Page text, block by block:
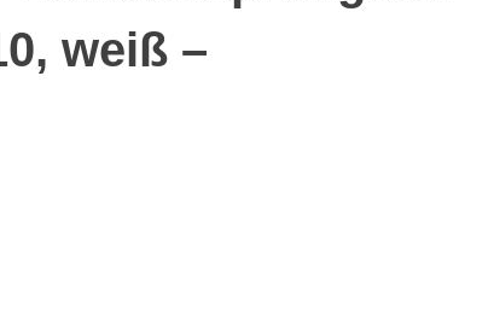
weiß –